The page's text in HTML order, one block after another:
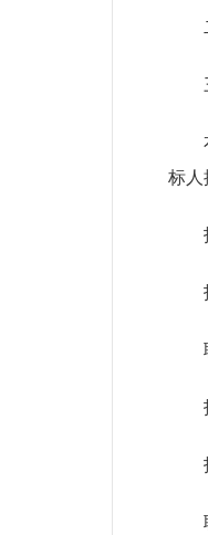
二
三
本
标人
招
招
联
招
招
联